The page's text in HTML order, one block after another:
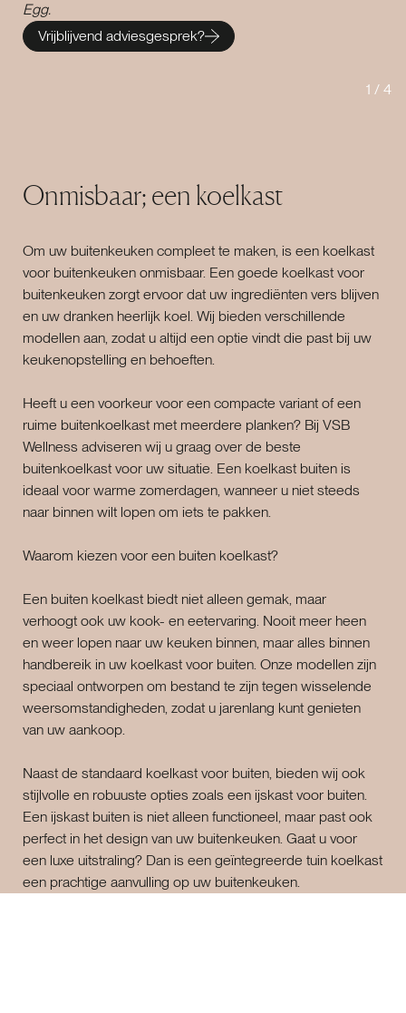
Egg.
Vrijblijvend adviesgesprek?
1 / 4
Onmisbaar; een koelkast
Om uw buitenkeuken compleet te maken, is een koelkast
voor buitenkeuken onmisbaar. Een goede koelkast voor
buitenkeuken zorgt ervoor dat uw ingrediënten vers blijven
en uw dranken heerlijk koel. Wij bieden verschillende
modellen aan, zodat u altijd een optie vindt die past bij uw
keukenopstelling en behoeften.
Heeft u een voorkeur voor een compacte variant of een
ruime buitenkoelkast met meerdere planken? Bij VSB
Wellness adviseren wij u graag over de beste
buitenkoelkast voor uw situatie. Een koelkast buiten is
ideaal voor warme zomerdagen, wanneer u niet steeds
naar binnen wilt lopen om iets te pakken.
Waarom kiezen voor een buiten koelkast?
Een buiten koelkast biedt niet alleen gemak, maar
verhoogt ook uw kook- en eetervaring. Nooit meer heen
en weer lopen naar uw keuken binnen, maar alles binnen
handbereik in uw koelkast voor buiten. Onze modellen zijn
speciaal ontworpen om bestand te zijn tegen wisselende
weersomstandigheden, zodat u jarenlang kunt genieten
van uw aankoop.
Naast de standaard koelkast voor buiten, bieden wij ook
stijlvolle en robuuste opties zoals een ijskast voor buiten.
Een ijskast buiten is niet alleen functioneel, maar past ook
perfect in het design van uw buitenkeuken. Gaat u voor
een luxe uitstraling? Dan is een geïntegreerde tuin koelkast
een prachtige aanvulling op uw buitenkeuken.